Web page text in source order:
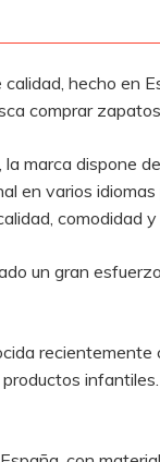
hecho en
comprar
marca dispone
en varios
comodidad y
un gran